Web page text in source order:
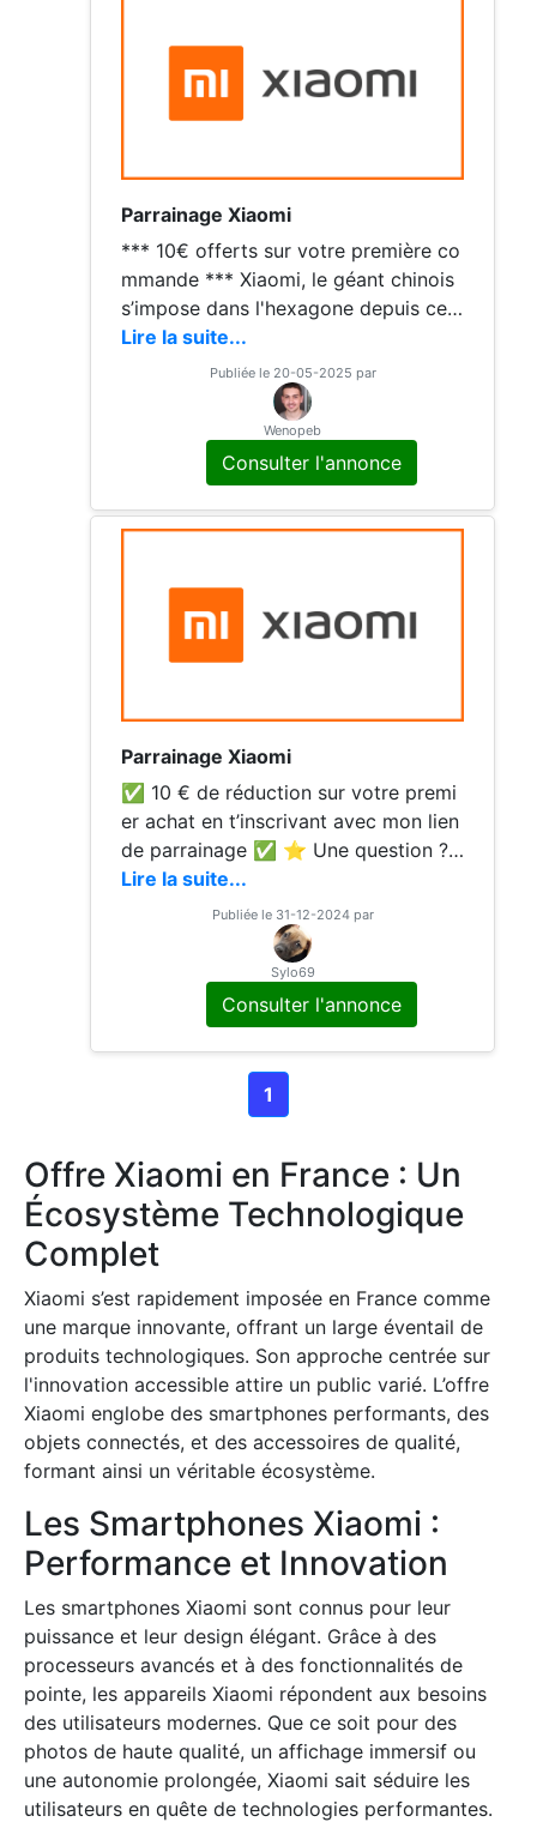
Parrainage Xiaomi
*** 10€ offerts sur votre première co
mmande *** Xiaomi, le géant chinois
s’impose dans l'hexagone depuis ces
dernières années, sur le marché des s
martphones et accessoires high-tech.
Obtenez 10 € de réduction sur votre
premier achat de minimum 69€ en vo
us inscrivant en passant par le lien ci
dessus Bonne journée Benjamin
Lire la suite...
Publiée le 20-05-2025 par
Wenopeb
Consulter l'annonce
Parrainage Xiaomi
✅ 10 € de réduction sur votre premi
er achat en t’inscrivant avec mon lien
de parrainage ✅ ⭐️ Une question ?
N’hésite pas à m’envoyer un message
(Savais tu qu’on pouvait gagner des
points qui permettent ensuite de rédu
ire le prix payé lors d'une commande
ous avez des questions ou pour confi
rmer le parrainage
Lire la suite...
Publiée le 31-12-2024 par
Sylo69
Consulter l'annonce
1
Offre Xiaomi en France : Un
Écosystème Technologique
Complet
Xiaomi s’est rapidement imposée en France comme
une marque innovante, offrant un large éventail de
produits technologiques. Son approche centrée sur
l'innovation accessible attire un public varié. L’offre
Xiaomi englobe des smartphones performants, des
objets connectés, et des accessoires de qualité,
formant ainsi un véritable écosystème.
Les Smartphones Xiaomi :
Performance et Innovation
Les smartphones Xiaomi sont connus pour leur
puissance et leur design élégant. Grâce à des
processeurs avancés et à des fonctionnalités de
pointe, les appareils Xiaomi répondent aux besoins
des utilisateurs modernes. Que ce soit pour des
photos de haute qualité, un affichage immersif ou
une autonomie prolongée, Xiaomi sait séduire les
utilisateurs en quête de technologies performantes.